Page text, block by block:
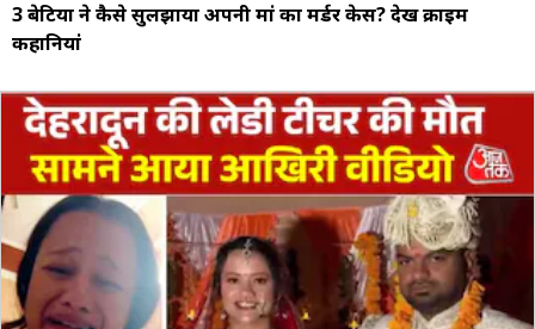
3 बेटियों ने कैसे सुलझाया अपनी मां का मर्डर केस? देखें क्राइम
कहानियां